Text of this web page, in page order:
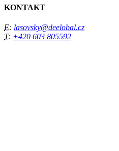
KONTAKT
E: lasovsky@deelobal.cz
T: +420 603 805592